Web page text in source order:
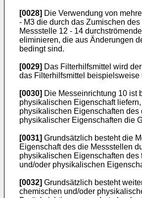
[0028] Die Verwendung von
- M3 die durch das Zumischen
Messstelle 12 - 14
eliminieren, die aus Änderungen
bedingt sind.
[0029] Das Filterhilfsmittel wird
das Filterhilfsmittel
[0030] Die Messeinrichtung 10 ist
physikalischen Eigenschaft
physikalischen Eigenschaften
physikalischer Eigenschaften die
[0031] Grundsätzlich besteht die
Eigenschaft des die Messstellen
physikalischen Eigenschaften
und/oder physikalischen
[0032] Grundsätzlich besteht
chemischen und/oder